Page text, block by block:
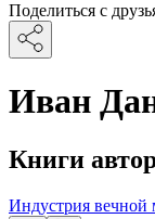
Поделиться с
Иван
Книги
Индустрия вечной